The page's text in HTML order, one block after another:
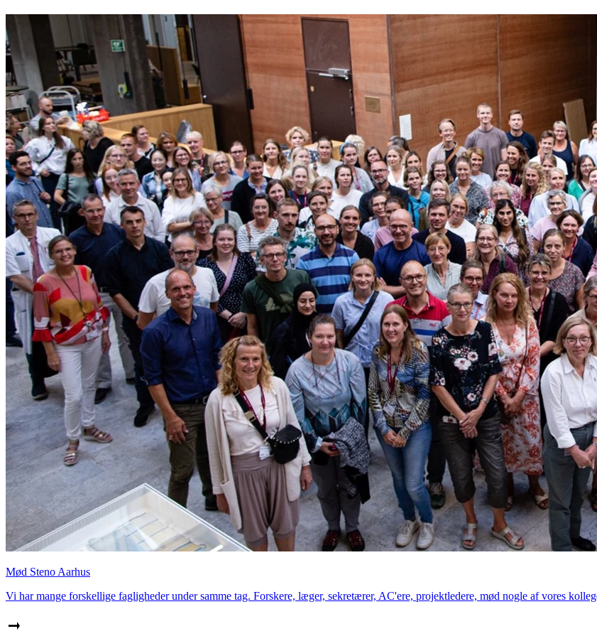
Mød Steno Aarhus
Vi har mange forskellige fagligheder under samme tag. Forskere, læger, sekretærer, AC'ere, projektledere, mød nogle af vores